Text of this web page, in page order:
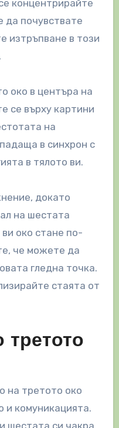
концентрирайте
да почувствате
изтръпване в този
око в центъра на
се върху картини
на
в синхрон с
в тялото ви.
докато
на шестата
око стане по-
че можете да
гледна точка.
стаята от
на третото око
и комуникацията.